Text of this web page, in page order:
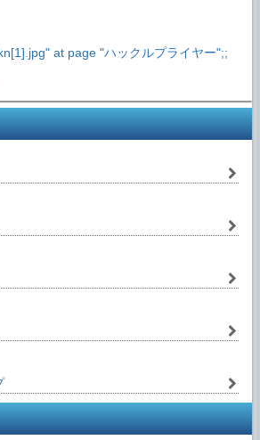
at page "ハックルプライヤー";;